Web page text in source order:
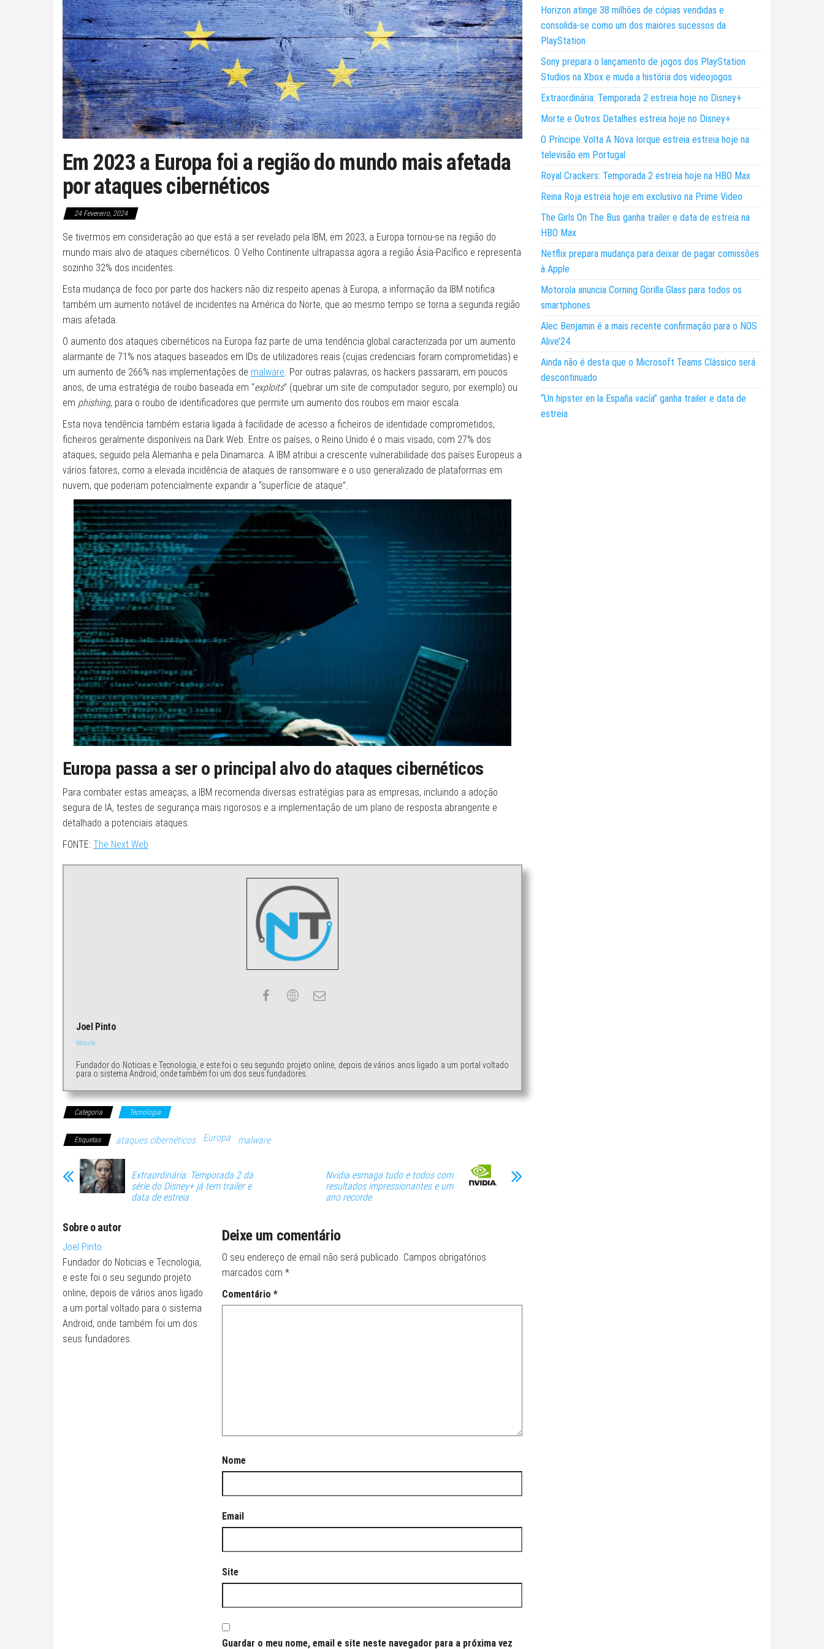
Em 2023 a Europa foi a região do mundo mais afetada
por ataques cibernéticos
24 Fevereiro, 2024
Se tivermos em consideração ao que está a ser revelado pela IBM, em 2023, a Europa tornou-se na região do
mundo mais alvo de ataques cibernéticos. O Velho Continente ultrapassa agora a região Ásia-Pacífico e representa
sozinho 32% dos incidentes.
Esta mudança de foco por parte dos hackers não diz respeito apenas à Europa, a informação da IBM notifica
também um aumento notável de incidentes na América do Norte, que ao mesmo tempo se torna a segunda região
mais afetada.
O aumento dos ataques cibernéticos na Europa faz parte de uma tendência global caracterizada por um aumento
alarmante de 71% nos ataques baseados em IDs de utilizadores reais (cujas credenciais foram comprometidas) e
um aumento de 266% nas implementações de malware. Por outras palavras, os hackers passaram, em poucos
anos, de uma estratégia de roubo baseada em “exploits” (quebrar um site de computador seguro, por exemplo) ou
em phishing, para o roubo de identificadores que permite um aumento dos roubos em maior escala.
Esta nova tendência também estaria ligada à facilidade de acesso a ficheiros de identidade comprometidos,
ficheiros geralmente disponíveis na Dark Web. Entre os países, o Reino Unido é o mais visado, com 27% dos
ataques, seguido pela Alemanha e pela Dinamarca. A IBM atribui a crescente vulnerabilidade dos países Europeus a
vários fatores, como a elevada incidência de ataques de ransomware e o uso generalizado de plataformas em
nuvem, que poderiam potencialmente expandir a “superfície de ataque”.
Europa passa a ser o principal alvo do ataques cibernéticos
Para combater estas ameaças, a IBM recomenda diversas estratégias para as empresas, incluindo a adoção
segura de IA, testes de segurança mais rigorosos e a implementação de um plano de resposta abrangente e
detalhado a potenciais ataques.
FONTE: The Next Web
Joel Pinto
Website
Fundador do Noticias e Tecnologia, e este foi o seu segundo projeto online, depois de vários anos ligado a um portal voltado
para o sistema Android, onde também foi um dos seus fundadores.
Categoria Tecnologia
Etiquetas ataques cibernéticos Europa malware
Extraordinária: Temporada 2 da
série do Disney+ já tem trailer e
data de estreia
Nvidia esmaga tudo e todos com
resultados impressionantes e um
ano recorde
Sobre o autor
Joel Pinto
Fundador do Noticias e Tecnologia,
e este foi o seu segundo projeto
online, depois de vários anos ligado
a um portal voltado para o sistema
Android, onde também foi um dos
seus fundadores.
Deixe um comentário
O seu endereço de email não será publicado. Campos obrigatórios
marcados com *
Comentário *
Nome
Email
Site
Guardar o meu nome, email e site neste navegador para a próxima vez
Horizon atinge 38 milhões de cópias vendidas e
consolida-se como um dos maiores sucessos da
PlayStation
Sony prepara o lançamento de jogos dos PlayStation
Studios na Xbox e muda a história dos videojogos
Extraordinária: Temporada 2 estreia hoje no Disney+
Morte e Outros Detalhes estreia hoje no Disney+
O Príncipe Volta A Nova Iorque estreia estreia hoje na
televisão em Portugal
Royal Crackers: Temporada 2 estreia hoje na HBO Max
Reina Roja estreia hoje em exclusivo na Prime Video
The Girls On The Bus ganha trailer e data de estreia na
HBO Max
Netflix prepara mudança para deixar de pagar comissões
à Apple
Motorola anuncia Corning Gorilla Glass para todos os
smartphones
Alec Benjamin é a mais recente confirmação para o NOS
Alive’24
Ainda não é desta que o Microsoft Teams Clássico será
descontinuado
“Un hipster en la España vacía” ganha trailer e data de
estreia